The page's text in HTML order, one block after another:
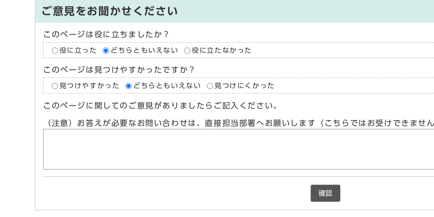
ご意見をお聞かせください
このページは役に立ちましたか？
役に立った どちらともいえない 役に立たなかった
このページは見つけやすかったですか？
見つけやすかった どちらともいえない 見つけにくかった
このページに関してのご意見がありましたらご記入ください。
（注意）お答えが必要なお問い合わせは、直接担当部署へお願いします（こちらではお受けできませ
確認